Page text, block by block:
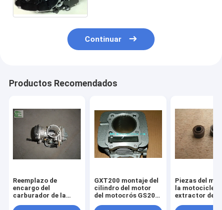
Continuar
Productos Recomendados
Reemplazo de
encargo del
carburador de la
GXT200 montaje del
cilindro del motor
del motocrós GS200,
Piezas del
la
extractor de la